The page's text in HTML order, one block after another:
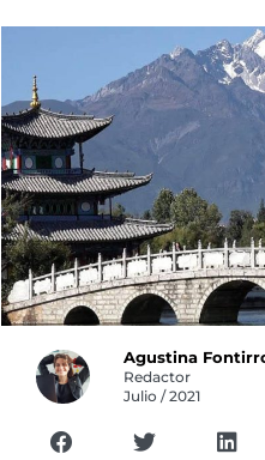
Agustina
Redactor
Julio / 2021